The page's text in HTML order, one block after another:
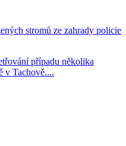
stromů ze zahrady policie
případu několika
v Tachově....